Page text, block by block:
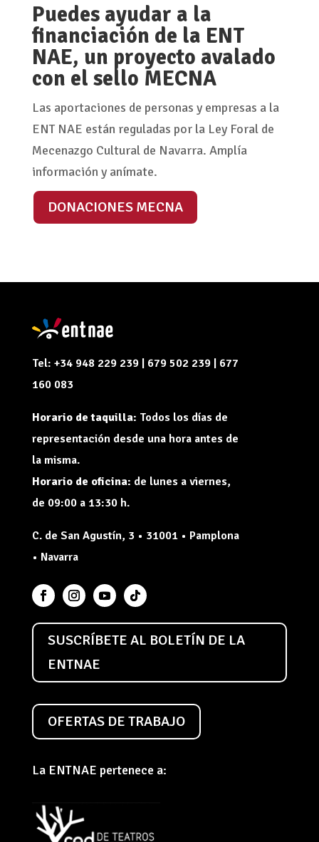
Puedes ayudar a la
financiación de la ENT
NAE, un proyecto avalado
con el sello MECNA
Las aportaciones de personas y empresas a la
ENT NAE están reguladas por la Ley Foral de
Mecenazgo Cultural de Navarra. Amplía
información y anímate.
DONACIONES MECNA
Tel: +34 948 229 239 | 679 502 239 | 677
160 083
Horario de taquilla: Todos los días de
representación desde una hora antes de
la misma.
Horario de oficina: de lunes a viernes,
de 09:00 a 13:30 h.
C. de San Agustín, 3 • 31001 • Pamplona
• Navarra
SUSCRÍBETE AL BOLETÍN DE LA
ENTNAE
OFERTAS DE TRABAJO
La ENTNAE pertenece a: